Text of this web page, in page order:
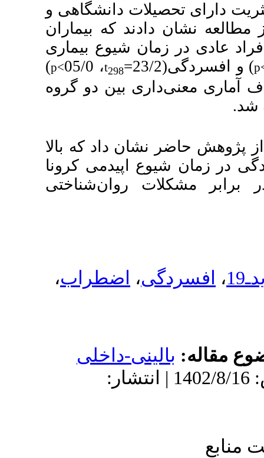
دانشگاهی و
که بیماران
شیوع بیماری
298 ، 05/0 p<
)
بین دو گروه
داد که بالا
کرونا
اضطراب،
داخلی
8/16 | انتشار: